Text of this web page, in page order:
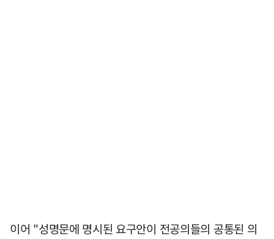
이어 "성명문에 명시된 요구안이 전공의들의 공통된 의